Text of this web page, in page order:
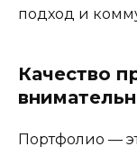
подход и
Качество
Портфолио —